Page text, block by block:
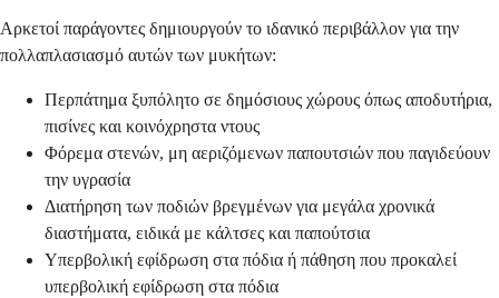
Αρκετοί παράγοντες δημιουργούν το ιδανικό περιβάλλον για την
πολλαπλασιασμό αυτών των μυκήτων:
Περπάτημα ξυπόλητο σε δημόσιους χώρους όπως αποδυτήρια,
πισίνες και κοινόχρηστα ντους
Φόρεμα στενών, μη αεριζόμενων παπουτσιών που παγιδεύουν
την υγρασία
Διατήρηση των ποδιών βρεγμένων για μεγάλα χρονικά
διαστήματα, ειδικά με κάλτσες και παπούτσια
Υπερβολική εφίδρωση στα πόδια ή πάθηση που προκαλεί
υπερβολική εφίδρωση στα πόδια